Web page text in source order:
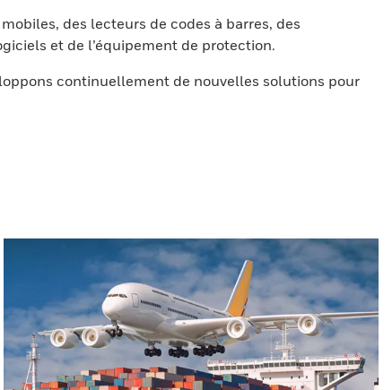
des lecteurs de codes à barres, des
et de l’équipement de protection.
continuellement de nouvelles solutions pour